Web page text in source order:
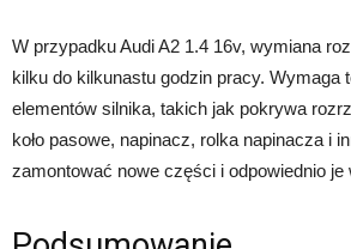
W przypadku Audi A2 1.4 16v, wymiana
kilku do kilkunastu godzin pracy. Wymaga
elementów silnika, takich jak pokrywa
koło pasowe, napinacz, rolka napinacza i
zamontować nowe części i odpowiednio je